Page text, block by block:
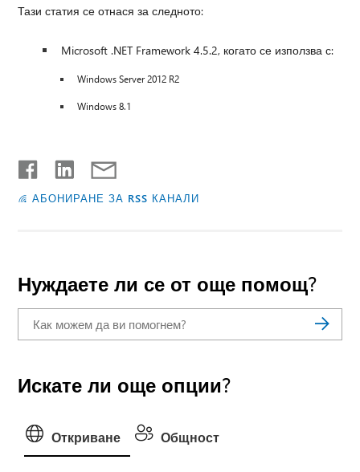
Тази статия се отнася за следното:
Microsoft .NET Framework 4.5.2, когато се използва с:
Windows Server 2012 R2
Windows 8.1
АБОНИРАНЕ ЗА RSS КАНАЛИ
Нуждаете ли се от още помощ?
Искате ли още опции?
Откриване Общност